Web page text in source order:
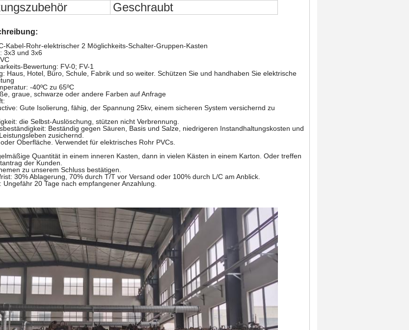
Geschraubt
Kabel-Rohr-elektrischer 2 Möglichkeits-Schalter-Gruppen-Kasten
3x3 und 3x6
Bewertung: FV-0; FV-1
Haus, Hotel, Büro, Schule, Fabrik und so weiter. Schützen Sie und handhaben Sie elektrische
-40ºC zu 65ºC
graue, schwarze oder andere Farben auf Anfrage
Gute Isolierung, fähig, der Spannung 25kv, einem sicheren System versichernd zu
die Selbst-Auslöschung, stützen nicht Verbrennung.
Beständig gegen Säuren, Basis und Salze, niedrigeren Instandhaltungskosten und
zusichernd.
Oberfläche. Verwendet für elektrisches Rohr PVCs.
Quantität in einem inneren Kasten, dann in vielen Kästen in einem Karton. Oder treffen
der Kunden.
zu unserem Schluss bestätigen.
30% Ablagerung, 70% durch T/T vor Versand oder 100% durch L/C am Anblick.
Ungefähr 20 Tage nach empfangener Anzahlung.